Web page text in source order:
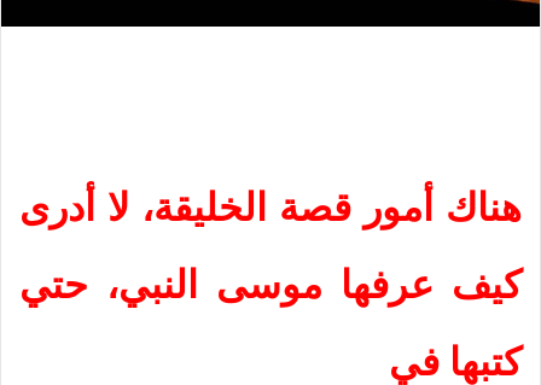
هناك أمور قصة الخليقة، لا أدرى
كيف عرفها موسى النبي، حتي
كتبها في